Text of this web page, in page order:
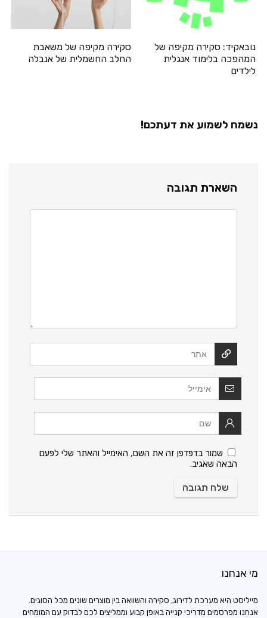
נובאקיד: סקירה מקיפה של
המהפכה בלימוד אנגלית
לילדים
סקירה מקיפה של משאבת
החלב החשמלית של אנבלה
נשמח לשמוע את דעתכם!
השארת תגובה
שמור בדפדפן זה את השם, האימייל והאתר שלי לפעם
הבאה שאגיב.
מי אנחנו
מייליסט היא מערכת לדירוג, סקירה והשוואה בין מוצרים שונים מכל הסוגים.
אנחנו מפרסמים מדריכי קנייה באופן קבוע וממליצים לכם לבדוק עם המומחים